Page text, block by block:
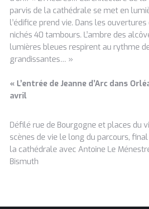
parvis de la cathédrale se met en
l’édifice prend vie. Dans les
nichés 40 tambours. L’ambre des
lumières bleues respirent au rythme
grandissantes… »
« L’entrée de Jeanne d’Arc dans
avril
Défilé rue de Bourgogne et places du
scènes de vie le long du parcours,
la cathédrale avec Antoine Le
Bismuth